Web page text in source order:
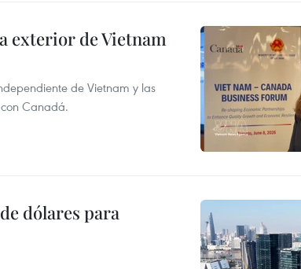
exterior de Vietnam
de Vietnam y las
Canadá.
dólares para